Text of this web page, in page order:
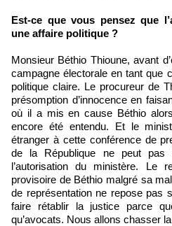
Est-ce que vous pensez que
une affaire politique ?
Monsieur Béthio Thioune, avant
campagne électorale en tant que
politique claire. Le procureur de
présomption d’innocence en
où il a mis en cause Béthio
encore été entendu. Et le
étranger à cette conférence de
de la République ne peut pas
l’autorisation du ministère.
provisoire de Béthio malgré sa
de représentation ne repose pas
faire rétablir la justice parce
qu’avocats. Nous allons chasser